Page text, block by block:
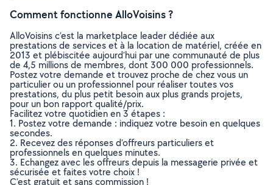
Comment fonctionne AlloVoisins ?
AlloVoisins c’est la marketplace leader dédiée aux
prestations de services et à la location de matériel, créée en
2013 et plébiscitée aujourd’hui par une communauté de plus
de 4,5 millions de membres, dont 300 000 professionnels.
Postez votre demande et trouvez proche de chez vous un
particulier ou un professionnel pour réaliser toutes vos
prestations, du plus petit besoin aux plus grands projets,
pour un bon rapport qualité/prix.
Facilitez votre quotidien en 3 étapes :
1. Postez votre demande : indiquez votre besoin en quelques
secondes.
2. Recevez des réponses d’offreurs particuliers et
professionnels en quelques minutes.
3. Echangez avec les offreurs depuis la messagerie privée et
sécurisée et faites votre choix !
C’est gratuit et sans commission !